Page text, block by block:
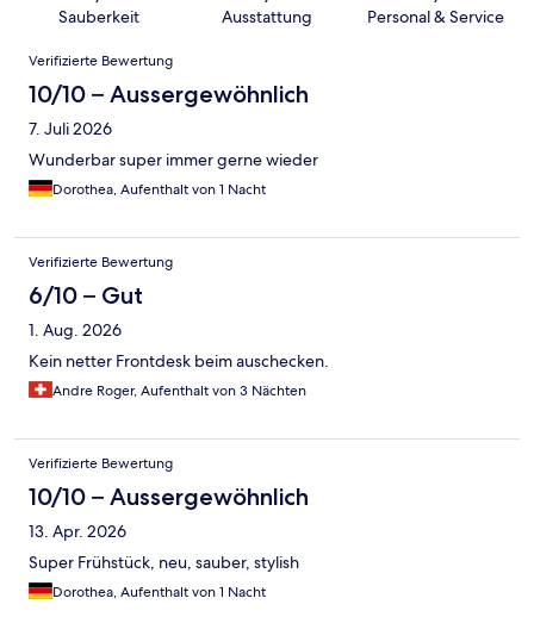
Sauberkeit Ausstattung Personal & Service
Bewertungen
Verifizierte Bewertung
10/10 – Aussergewöhnlich
7. Juli 2026
Wunderbar super immer gerne wieder
Dorothea, Aufenthalt von 1 Nacht
Verifizierte Bewertung
6/10 – Gut
1. Aug. 2026
Kein netter Frontdesk beim auschecken.
Andre Roger, Aufenthalt von 3 Nächten
Verifizierte Bewertung
10/10 – Aussergewöhnlich
13. Apr. 2026
Super Frühstück, neu, sauber, stylish
Dorothea, Aufenthalt von 1 Nacht